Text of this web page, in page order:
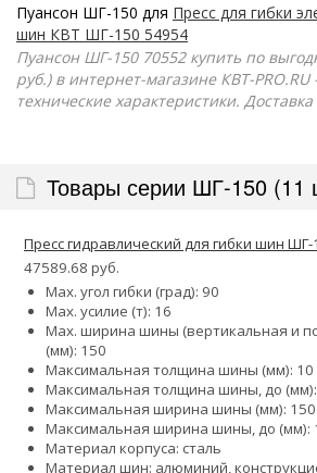
Пуансон ШГ-150 для Пресс для гибки
шин КВТ ШГ-150 54954
Пуансон ШГ-150 70552 купить по
руб.) в интернет-магазине КВТ-
технические характеристики.
Товары серии ШГ-150 (11
Пресс гидравлический для гибки шин ШГ-
47589.68 руб.
Max. угол гибки (град): 90
Max. усилие (т): 16
Max. ширина шины (вертикальная и
(мм): 150
Максимальная толщина шины (мм): 10
Максимальная толщина шины, до
Максимальная ширина шины (мм): 150
Максимальная ширина шины, до (мм):
Материал корпуса: сталь
Материал шин: алюминий,